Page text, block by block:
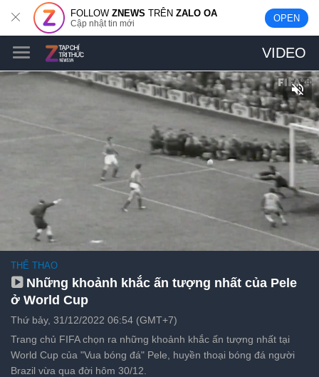
FOLLOWZNEWS TRÊNZALO OA
Cập nhật tin mới OPEN
VIDEO
THỂ THAO
Những khoảnh khắc ấn tượng nhất của Pele
ở World Cup
Thứ bảy, 31/12/2022 06:54 (GMT+7)
Trang chủ FIFA chọn ra những khoảnh khắc ấn tượng nhất tại
World Cup của "Vua bóng đá" Pele, huyền thoại bóng đá người
Brazil vừa qua đời hôm 30/12.